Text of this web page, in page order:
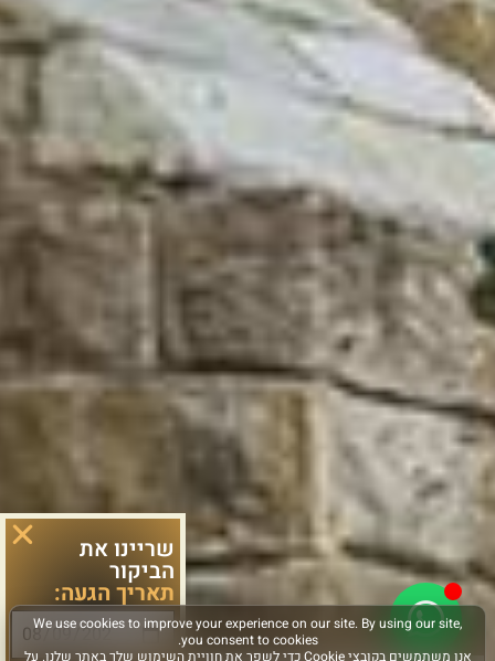
שריינו את
הביקור
תאריך הגעה: